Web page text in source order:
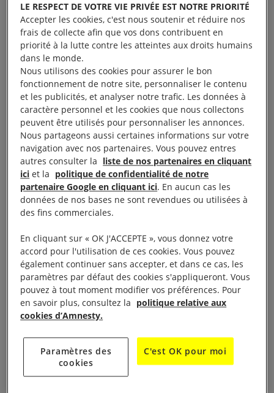
Brocante et foire aux livres annuelles, vente de
vêtements, stand d’information sur les actions d’AI,
pétitions, échanges chaleureux et bonnes affaires !
Près de chez vous
LE RESPECT DE VOTRE VIE PRIVÉE EST NOTRE PRIORITÉ
Accepter les cookies, c'est nous soutenir et réduire nos
frais de collecte afin que vos dons contribuent en
priorité à la lutte contre les atteintes aux droits humains
dans le monde.
Nous utilisons des cookies pour assurer le bon
fonctionnement de notre site, personnaliser le contenu
et les publicités, et analyser notre trafic. Les données à
caractère personnel et les cookies que nous collectons
peuvent être utilisés pour personnaliser les annonces.
Nous partageons aussi certaines informations sur votre
navigation avec nos partenaires. Vous pouvez entres
autres consulter la liste de nos partenaires en cliquant
ici et la politique de confidentialité de notre
partenaire Google en cliquant ici. En aucun cas les
données de nos bases ne sont revendues ou utilisées à
des fins commerciales.
En cliquant sur « OK J'ACCEPTE », vous donnez votre
accord pour l'utilisation de ces cookies. Vous pouvez
également continuer sans accepter, et dans ce cas, les
paramètres par défaut des cookies s'appliqueront. Vous
pouvez à tout moment modifier vos préférences. Pour
en savoir plus, consultez la politique relative aux
cookies d’Amnesty.
Paramètres des
cookies
C'est OK pour moi